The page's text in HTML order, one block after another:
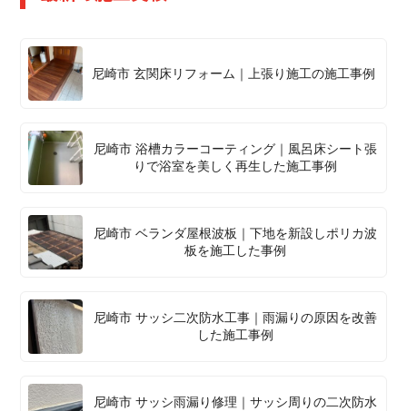
尼崎市 玄関床リフォーム｜上張り施工の施工事例
尼崎市 浴槽カラーコーティング｜風呂床シート張
りで浴室を美しく再生した施工事例
尼崎市 ベランダ屋根波板｜下地を新設しポリカ波
板を施工した事例
尼崎市 サッシ二次防水工事｜雨漏りの原因を改善
した施工事例
尼崎市 サッシ雨漏り修理｜サッシ周りの二次防水